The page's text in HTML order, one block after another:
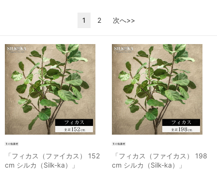
1 2 次へ>>
「フィカス（ファイカス） 152
cm シルカ（Silk-ka）」
「フィカス（ファイカス） 198
cm シルカ（Silk-ka）」